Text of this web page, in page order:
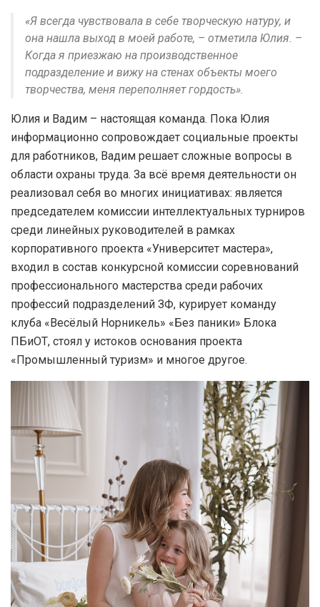
«Я всегда чувствовала в себе творческую натуру, и
она нашла выход в моей работе, – отметила Юлия. –
Когда я приезжаю на производственное
подразделение и вижу на стенах объекты моего
творчества, меня переполняет гордость».
Юлия и Вадим – настоящая команда. Пока Юлия
информационно сопровождает социальные проекты
для работников, Вадим решает сложные вопросы в
области охраны труда. За всё время деятельности он
реализовал себя во многих инициативах: является
председателем комиссии интеллектуальных турниров
среди линейных руководителей в рамках
корпоративного проекта «Университет мастера»,
входил в состав конкурсной комиссии соревнований
профессионального мастерства среди рабочих
профессий подразделений ЗФ, курирует команду
клуба «Весёлый Норникель» «Без паники» Блока
ПБиОТ, стоял у истоков основания проекта
«Промышленный туризм» и многое другое.